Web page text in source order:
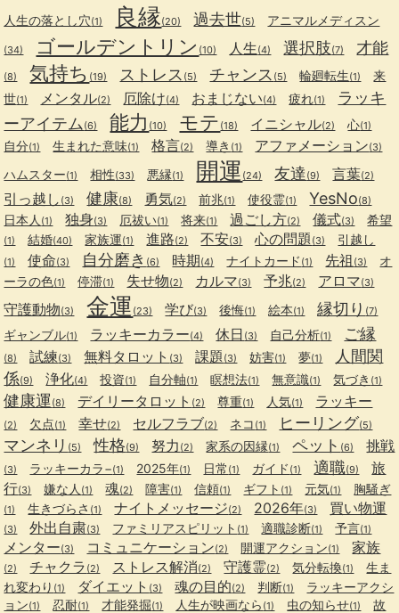
人生の落とし穴(1) 良縁(20) 過去世(5) アニマルメディスン
(34) ゴールデントリン (10) 人生(4) 選択肢(7) 才能
(8) 気持ち (19) ストレス (5) チャンス (5) 輪廻転生(1)
来
世(1) メンタル(2) 厄除け(4) おまじない(4) 疲れ(1)
ラッキ
ーアイテム (6) 能力 (10) モテ (18) イニシャル(2) 心(1)
自分(1) 生まれた意味(1) 格言(2) 導き (1) アファメーション(3)
ハムスター(1) 相性(33) 悪縁(1) 開運 (24) 友達 (9) 言葉(2)
引っ越し (3) 健康(8) 勇気(2) 前兆(1) 使役霊(1) YesNo(8)
日本人 (1) 独身(3) 厄祓い(1) 将来(1) 過ごし方(2) 儀式(3) 希望
(1) 結婚(40) 家族運(1) 進路(2) 不安(3) 心の問題 (3) 引越し
(1) 使命(3) 自分磨き (6) 時期(4) ナイトカード (1) 先祖 (3)
オ
ーラの色(1) 停滞(1) 失せ物(2) カルマ(3) 予兆(2) アロマ(3)
守護動物(3) 金運 (23) 学び(3) 後悔(1) 絵本(1) 縁切り (7)
ギャンブル(1) ラッキーカラー(4) 休日 (3) 自己分析(1) ご縁
(8) 試練(3) 無料タロット (3) 課題 (3) 妨害(1) 夢(1)
人間関
係(9) 浄化(4) 投資(1) 自分軸(1) 瞑想法(1) 無意識(1) 気づき (1)
健康運(8) デイリータロット (2) 尊重(1) 人気(1) ラッキー
(2) 欠点(1) 幸せ(2) セルフラブ(2) ネコ (1) ヒーリング(5)
マンネリ (5) 性格(9) 努力 (2) 家系の因縁(1) ペット (6) 挑戦
(3) ラッキーカラ−(1) 2025年(1) 日常 (1) ガイド (1) 適職(9)
旅
行(3) 嫌な人 (1) 魂(2) 障害(1) 信頼(1) ギフト (1) 元気(1) 胸騒ぎ
(1) 生きづらさ (1) ナイトメッセージ(2) 2026年(3) 買い物運
(3) 外出自粛(3) ファミリアスピリット (1) 適職診断(1) 予言(1)
メンター(3) コミュニケーション(2) 開運アクション(1) 家族
(2) チャクラ (2) ストレス解消(2) 守護霊(2) 気分転換(1)
生ま
れ変わり (1) ダイエット (3) 魂の目的(2) 判断(1)
ラッキーアクシ
ョン(1) 忍耐(1) 才能発掘(1) 人生が映画なら (1) 虫の知らせ(1)
故